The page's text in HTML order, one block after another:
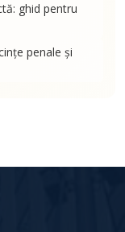
ghid pentru
penale și